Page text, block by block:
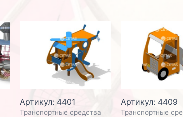
Артикул: 4401
Транспортные средства
Артикул: 4409
Транспортные